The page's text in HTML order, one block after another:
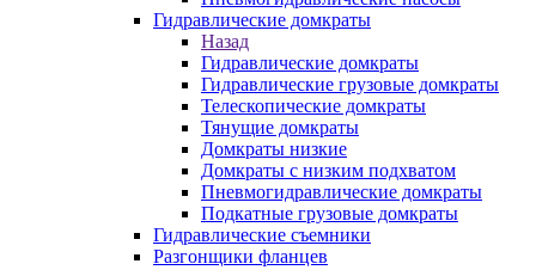
Гидравлические домкраты
Назад
Гидравлические домкраты
Гидравлические грузовые домкраты
Телескопические домкраты
Тянущие домкраты
Домкраты низкие
Домкраты с низким подхватом
Пневмогидравлические домкраты
Подкатные грузовые домкраты
Гидравлические съемники
Разгонщики фланцев